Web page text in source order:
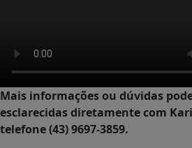
Mais informações ou dúvidas
esclarecidas diretamente com
telefone (43) 9697-3859.